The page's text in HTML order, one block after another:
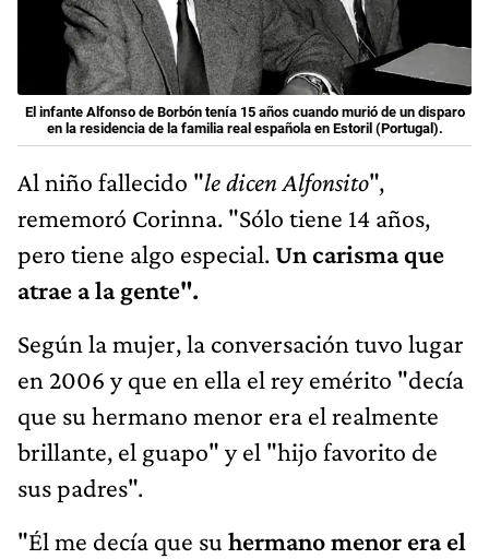
El infante Alfonso de Borbón tenía 15 años cuando murió de un disparo
en la residencia de la familia real española en Estoril (Portugal).
Al niño fallecido "le dicen Alfonsito",
rememoró Corinna. "Sólo tiene 14 años,
pero tiene algo especial.Un carisma que
atrae a la gente".
Según la mujer, la conversación tuvo lugar
en 2006 y que en ella el rey emérito "decía
que su hermano menor era el realmente
brillante, el guapo" y el "hijo favorito de
sus padres".
"Él me decía que su hermano menor era el